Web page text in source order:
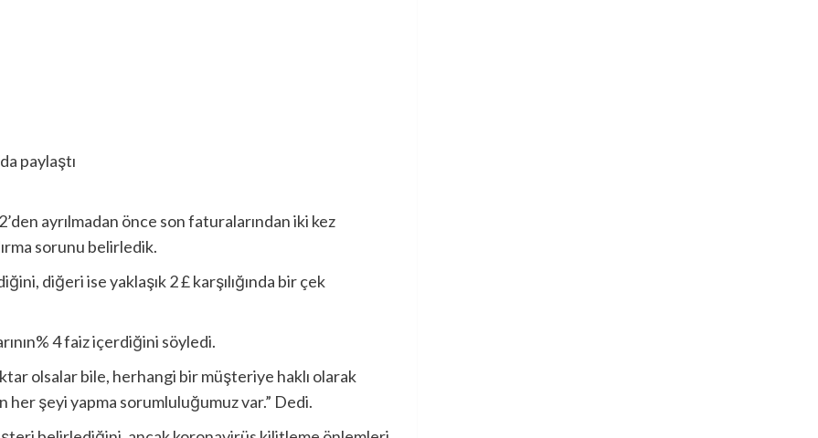
paylaştı
ayrılmadan önce son faturalarından iki kez
sorunu belirledik.
diğeri ise yaklaşık 2 £ karşılığında bir çek
4 faiz içerdiğini söyledi.
olsalar bile, herhangi bir müşteriye haklı olarak
şeyi yapma sorumluluğumuz var.” Dedi.